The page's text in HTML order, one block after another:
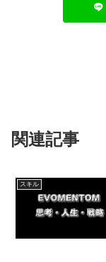
関連記事
スキル